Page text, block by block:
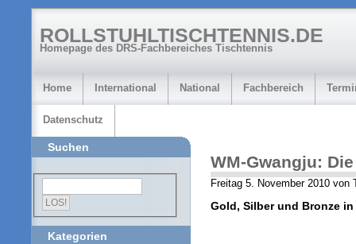
ROLLSTUHLTISCHTENNIS.DE
Homepage des DRS-Fachbereiches Tischtennis
Home International National Fachbereich
Datenschutz
WM-Gwangju:
Freitag 5. November 2010 von
Gold, Silber und Bronze
Suchen
Kategorien